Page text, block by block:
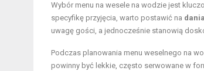
Wybór menu na wesele na wodzie jest
specyfikę przyjęcia, warto postawić na
uwagę gości, a jednocześnie stanowią
Podczas planowania menu weselnego na
powinny być lekkie, często serwowane w